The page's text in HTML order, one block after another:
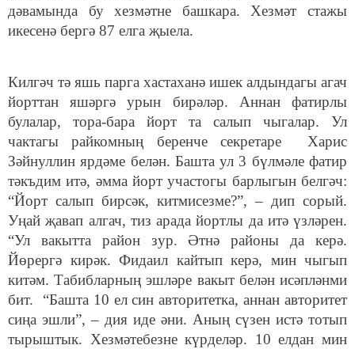
дәвамында бу хезмәтне башкара. Хезмәт стажы
икесенә бергә 87 елга җыела.
Килгәч тә яшь парга хастаханә ишек алдындагы агач
йорттан яшәргә урын бирәләр. Аннан фатирлы
булалар, тора-бара йорт та салып чыгалар. Ул
чактагы райкомның беренче секретаре Харис
Зәйнуллин ярдәме белән. Башта ул 3 бүлмәле фатир
тәкъдим итә, әмма йорт участогы барлыгын белгәч:
“Йорт салып бирсәк, китмисезме?”, – дип сорый.
Уңай җавап алгач, тиз арада йортлы да итә үзләрен.
“Ул вакытта район зур. Әтнә районы да керә.
Йөрергә кирәк. Фидаил кайтып керә, мин чыгып
китәм. Табибларның эшләре вакыт белән исәпләнми
бит. “Башта 10 ел син авторитетка, аннан авторитет
сиңа эшли”, – дия иде әни. Аның сүзен истә тотып
тырыштык. Хезмәтебезне күрделәр. 10 елдан мин